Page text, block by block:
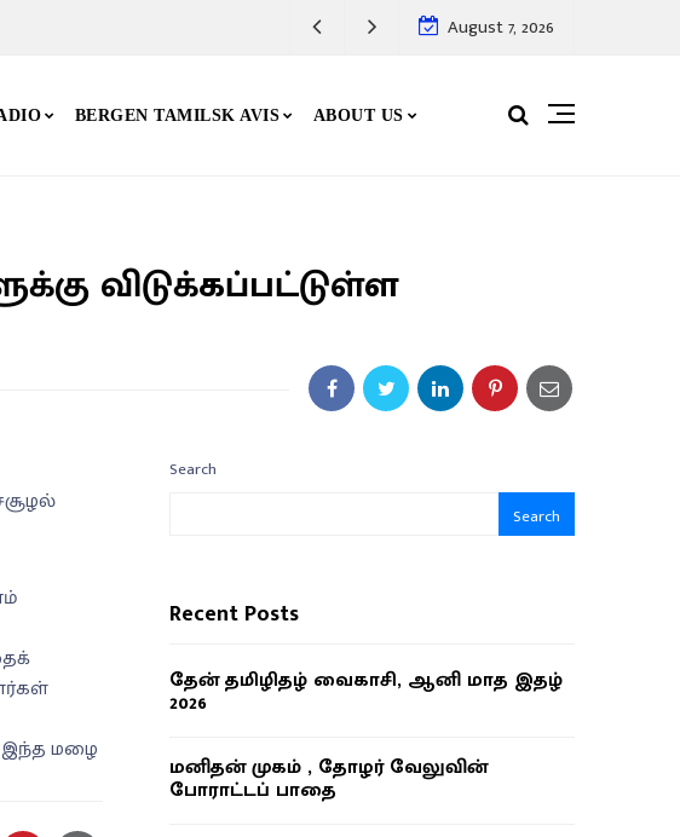
August 7, 2026
BERGEN TAMILSK AVIS ABOUT US
விடுக்கப்பட்டுள்ள
இந்த மழை
Search
Search
Recent Posts
தேன் தமிழிதழ் வைகாசி, ஆனி மாத இதழ்
2026
மனிதன் முகம் , தோழர் வேலுவின்
போராட்டப் பாதை